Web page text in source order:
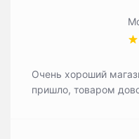
Очень хороший
пришло, товаром